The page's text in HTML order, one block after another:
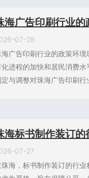
海广告印刷行业的
07-28
海广告印刷行业的政策环
化进程的加快和居民消费
与调整对珠海广告印刷行
海标书制作装订的
07-27
珠海，标书制作装订的行